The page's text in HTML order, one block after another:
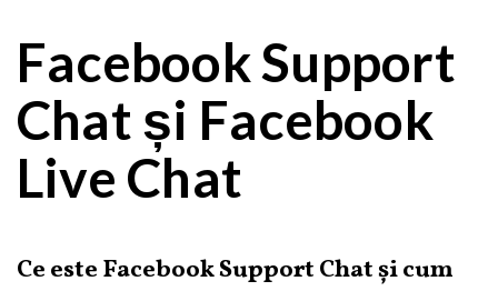
Facebook Support
Chat și Facebook
Live Chat
Ce este Facebook Support Chat și cum